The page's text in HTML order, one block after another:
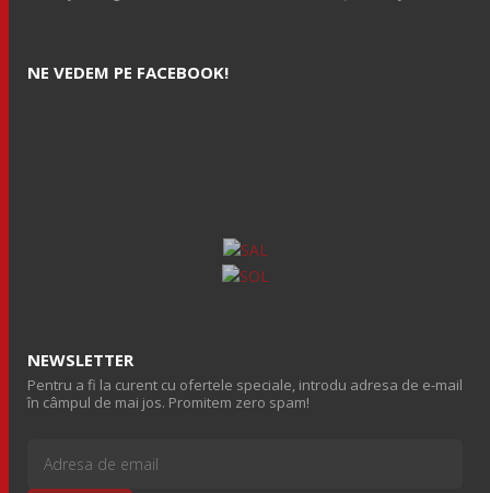
NE VEDEM PE FACEBOOK!
NEWSLETTER
Pentru a fi la curent cu ofertele speciale, introdu adresa de e-mail
în câmpul de mai jos. Promitem zero spam!